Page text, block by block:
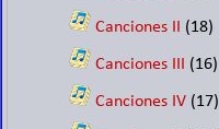
Canciones II (18)
Canciones III (16)
Canciones IV (17)